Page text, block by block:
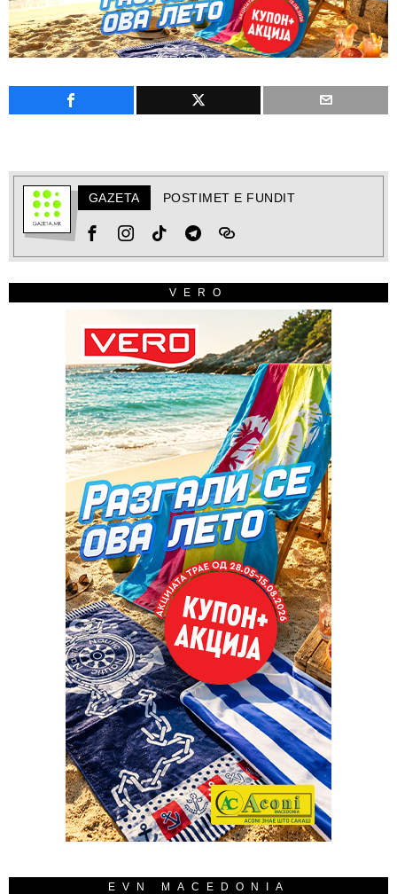
GAZETA POSTIMET E FUNDIT
VERO
EVN MACEDONIA